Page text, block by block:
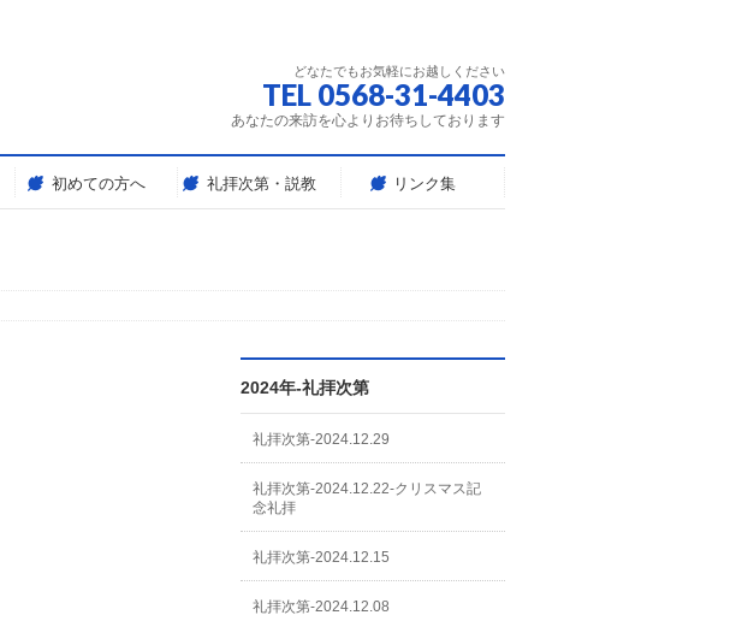
どなたでもお気軽にお越しください
TEL 0568-31-4403
あなたの来訪を心よりお待ちしております
初めての方へ 礼拝次第・説教 リンク集
2024年-礼拝次第
礼拝次第-2024.12.29
礼拝次第-2024.12.22-クリスマス記
念礼拝
礼拝次第-2024.12.15
礼拝次第-2024.12.08